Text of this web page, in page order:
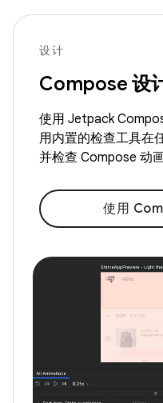
设计
Compose 设
使用 Jetpack
用内置的检查工具在
并检查 Compose 动画
使用